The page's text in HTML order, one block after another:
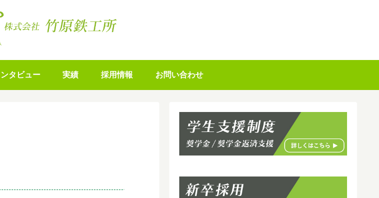
タビュー 実績 採用情報 お問い合わせ